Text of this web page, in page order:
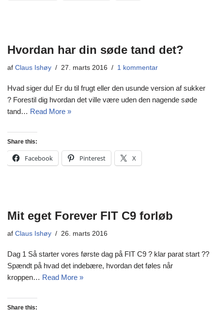
Hvordan har din søde tand det?
af Claus Ishøy 27. marts 2016 1 kommentar
Hvad siger du! Er du til frugt eller den usunde version af sukker
? Forestil dig hvordan det ville være uden den nagende søde
tand… Read More »
Share this:
Facebook Pinterest X
Mit eget Forever FIT C9 forløb
af Claus Ishøy 26. marts 2016
Dag 1 Så starter vores første dag på FIT C9 ? klar parat start ??
Spændt på hvad det indebære, hvordan det føles når
kroppen… Read More »
Share this: